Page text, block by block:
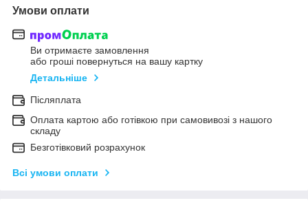
Умови оплати
Ви отримаєте замовлення
або гроші повернуться на вашу картку
Детальніше
Післяплата
Оплата картою або готівкою при самовивозі з нашого
складу
Безготівковий розрахунок
Всі умови оплати